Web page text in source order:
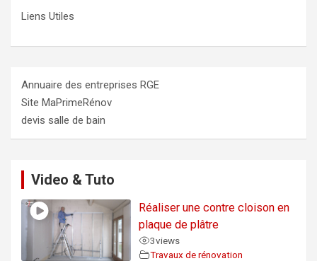
Liens Utiles
Annuaire des entreprises RGE
Site MaPrimeRénov
devis salle de bain
Video & Tuto
Réaliser une contre cloison en
plaque de plâtre
3views
Travaux de rénovation